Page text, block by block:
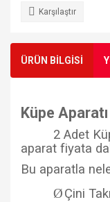
Karşılaştır
ÜRÜN BİLGİSİ
Küpe Aparatı
2 Adet
aparat fiyata
Bu aparatla
ØÇini